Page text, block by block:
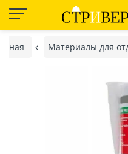
Материалы для